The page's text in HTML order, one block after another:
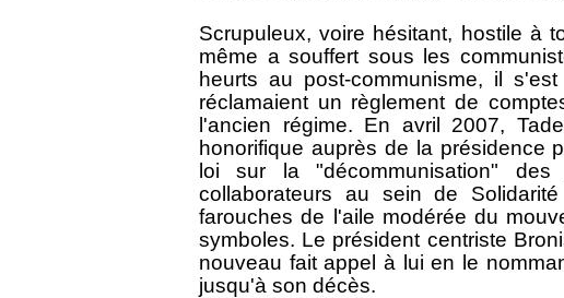
Scrupuleux, voire hésitant, hostile à
même a souffert sous les
heurts au post-communisme, il
réclamaient un règlement de
l'ancien régime. En avril 2007,
honorifique auprès de la présidence
loi sur la "décommunisation"
collaborateurs au sein de
farouches de l'aile modérée du
symboles. Le président centriste
nouveau fait appel à lui en le
jusqu'à son décès.